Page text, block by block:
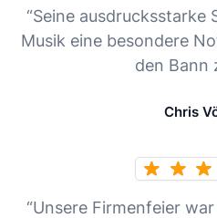
“Seine ausdrucksstarke
Musik eine besondere
den Bann
Chris
“Unsere Firmenfeier